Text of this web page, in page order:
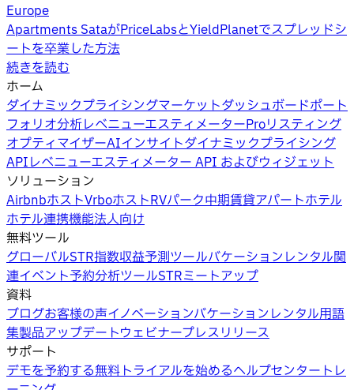
Europe
Apartments SataがPriceLabsとYieldPlanetでスプレッドシ
ートを卒業した方法
続きを読む
ホーム
ダイナミックプライシングマーケットダッシュボードポート
フォリオ分析レベニューエスティメーターProリスティング
オプティマイザーAIインサイトダイナミックプライシング
APIレベニューエスティメーター API およびウィジェット
ソリューション
AirbnbホストVrboホストRVパーク中期賃貸アパートホテル
ホテル連携機能法人向け
無料ツール
グローバルSTR指数収益予測ツールバケーションレンタル関
連イベント予約分析ツールSTRミートアップ
資料
ブログお客様の声イノベーションバケーションレンタル用語
集製品アップデートウェビナープレスリリース
サポート
デモを予約する無料トライアルを始めるヘルプセンタートレ